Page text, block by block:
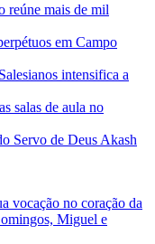
reúne mais de mil
em Campo
intensifica a
salas de aula no
Servo de Deus Akash
vocação no coração da
Miguel e